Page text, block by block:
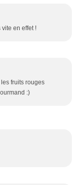
vite en effet !
fruits rouges
:)